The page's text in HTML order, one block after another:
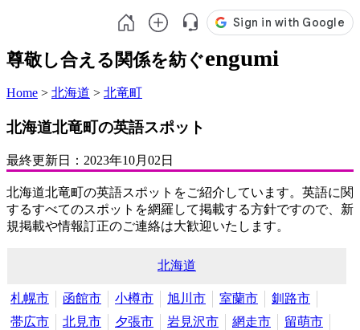
尊敬し合える関係を紡ぐengumi
Home > 北海道 > 北竜町
北海道北竜町の英語スポット
最終更新日： 2023年10月02日
北海道北竜町の英語スポットをご紹介しています。英語に関
するすべてのスポットを網羅して掲載する方針ですので、新
規掲載や情報訂正のご連絡は大歓迎いたします。
北海道
札幌市 函館市 小樽市 旭川市 室蘭市
釧路市
帯広市
北見市 夕張市 岩見沢市 網走市
留萌市